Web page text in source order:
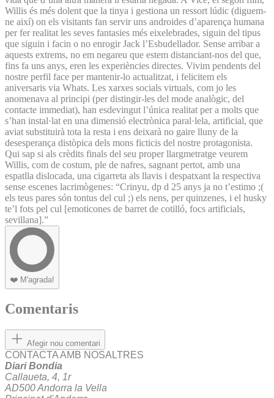
Willis és més dolent que la tinya i gestiona un ressort lúdic (diguem-
ne així) on els visitants fan servir uns androides d’aparença humana
per fer realitat les seves fantasies més eixelebrades, siguin del tipus
que siguin i facin o no enrogir Jack l’Esbudellador. Sense arribar a
aquests extrems, no em negareu que estem distanciant-nos del que,
fins fa uns anys, eren les experiències directes. Vivim pendents del
nostre perfil face per mantenir-lo actualitzat, i felicitem els
aniversaris via Whats. Les xarxes socials virtuals, com jo les
anomenava al principi (per distingir-les del mode analògic, del
contacte immediat), han esdevingut l’única realitat per a molts que
s’han instal·lat en una dimensió electrònica paral·lela, artificial, que
aviat substituirà tota la resta i ens deixarà no gaire lluny de la
desesperança distòpica dels mons ficticis del nostre protagonista.
Qui sap si als crèdits finals del seu proper llargmetratge veurem
Willis, com de costum, ple de nafres, sagnant pertot, amb una
espatlla dislocada, una cigarreta als llavis i despatxant la respectiva
sense escenes lacrimògenes: “Crinyu, dp d 25 anys ja no t’estimo ;(
els teus pares són tontus del cul ;) els nens, per quinzenes, i el husky
te’l fots pel cul [emoticones de barret de cotilló, focs artificials,
sevillana].”
❤️ M'agrada!
Comentaris
Afegir nou comentari
CONTACTA AMB NOSALTRES
Diari Bondia
Callaueta, 4, 1r
AD500 Andorra la Vella